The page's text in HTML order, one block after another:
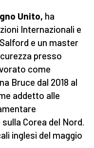
Unito, ha
Internazionali e
e un master
presso
come
Bruce dal 2018 al
addetto alle
Corea del Nord.
inglesi del maggio